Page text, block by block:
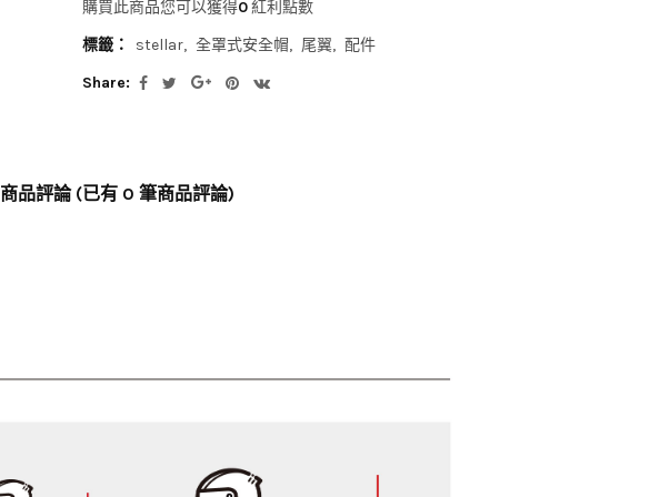
購買此商品您可以獲得0紅利點數
標籤：
stellar 全罩式安全帽 尾翼
配件
Share:
商品評論 (已有 0 筆商品評論)